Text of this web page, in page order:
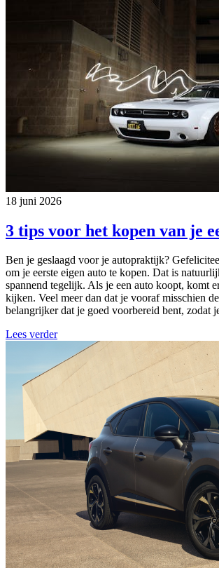
18 juni 2026
3 tips voor het kopen van je
Ben je geslaagd voor je autopraktijk?
om je eerste eigen auto te kopen. Dat is
spannend tegelijk. Als je een auto koopt, komt
kijken. Veel meer dan dat je vooraf misschien
belangrijker dat je goed voorbereid bent, zodat
Lees verder